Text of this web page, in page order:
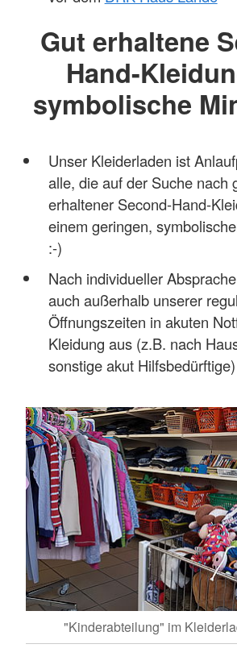
Gut erhaltene
Hand-
symbolische
Unser Kleiderladen ist
alle, die auf der Suche nach
erhaltener Second-Hand-
einem geringen,
:-)
Nach individueller
auch außerhalb unserer
Öffnungszeiten in akuten
Kleidung aus (z.B. nach
sonstige akut Hilfsbedürftige)
"Kinderabteilung" im